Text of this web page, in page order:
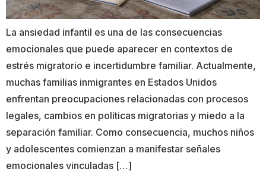
La ansiedad infantil es una de las consecuencias
emocionales que puede aparecer en contextos de
estrés migratorio e incertidumbre familiar. Actualmente,
muchas familias inmigrantes en Estados Unidos
enfrentan preocupaciones relacionadas con procesos
legales, cambios en políticas migratorias y miedo a la
separación familiar. Como consecuencia, muchos niños
y adolescentes comienzan a manifestar señales
emocionales vinculadas […]